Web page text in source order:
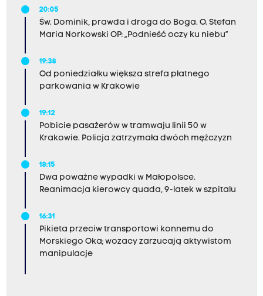
20:05
Św. Dominik, prawda i droga do Boga. O. Stefan
Maria Norkowski OP: „Podnieść oczy ku niebu”
19:38
Od poniedziałku większa strefa płatnego
parkowania w Krakowie
19:12
Pobicie pasażerów w tramwaju linii 50 w
Krakowie. Policja zatrzymała dwóch mężczyzn
18:15
Dwa poważne wypadki w Małopolsce.
Reanimacja kierowcy quada, 9-latek w szpitalu
16:31
Pikieta przeciw transportowi konnemu do
Morskiego Oka; wozacy zarzucają aktywistom
manipulacje